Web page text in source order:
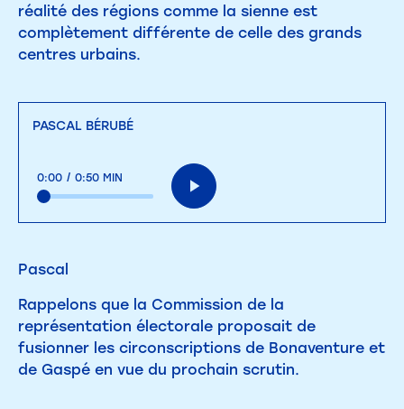
réalité des régions comme la sienne est
complètement différente de celle des grands
centres urbains.
PASCAL BÉRUBÉ
0:00 / 0:50 MIN
Pascal
Rappelons que la Commission de la
représentation électorale proposait de
fusionner les circonscriptions de Bonaventure et
de Gaspé en vue du prochain scrutin.